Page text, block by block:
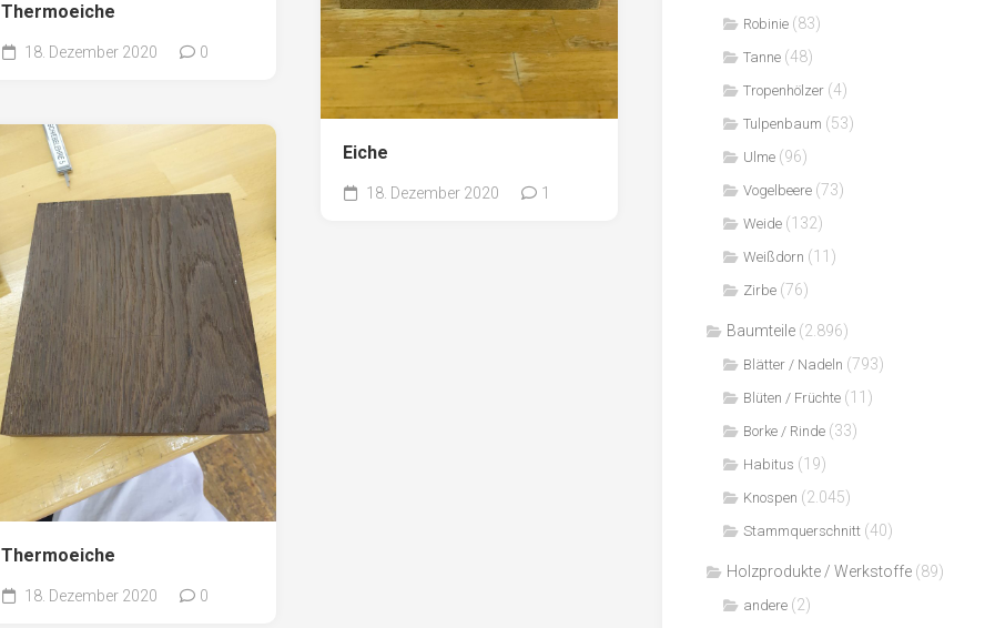
Thermoeiche
18. Dezember 2020 0
Eiche
18. Dezember 2020 1
Thermoeiche
18. Dezember 2020 0
Robinie (83)
Tanne (48)
Tropenhölzer (4)
Tulpenbaum (53)
Ulme (96)
Vogelbeere (73)
Weide (132)
Weißdorn (11)
Zirbe (76)
Baumteile (2.896)
Blätter / Nadeln (793)
Blüten / Früchte (11)
Borke / Rinde (33)
Habitus (19)
Knospen (2.045)
Stammquerschnitt (40)
Holzprodukte / Werkstoffe (89)
andere (2)